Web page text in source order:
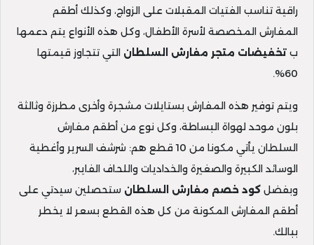
راقية تناسب الفتيات المقبلات على الزواج، وكذلك أطقم
المفارش المخصصة لأسرة الأطفال، وكل هذه الأنواع يتم دعمها
ب تخفيضات متجر مفارش السلطان التي تتجاوز قيمتها
60%.
ويتم توفير هذه المفارش بستايلات مشجرة وأخرى مطرزة وثالثة
بلون موحد لهواة البساطة، وكل نوع من أطقم مفارش
السلطان يأتي مكونا من 10 قطع هم: شرشف السرير وأغطية
الوسائد الكبيرة والصغيرة والخداديات واللحاف الفايبر،
وبفضل كود خصم مفارش السلطان ستحصلين سيدتي على
أطقم المفارش المكونة من كل هذه القطع بسعر لا يخطر
ببالك.